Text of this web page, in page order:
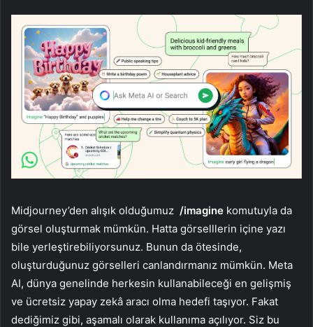
Midjourney’den alışık olduğumuz /imagine komutuyla da
görsel oluşturmak mümkün. Hatta görselllerin içine yazı
bile yerleştirebiliyorsunuz. Bunun da ötesinde,
oluşturduğunuz görselleri canlandırmanız mümkün. Meta
AI, dünya genelinde herkesin kullanabileceği en gelişmiş
ve ücretsiz yapay zekâ aracı olma hedefi taşıyor. Fakat
dediğimiz gibi, aşamalı olarak kullanıma açılıyor. Siz bu